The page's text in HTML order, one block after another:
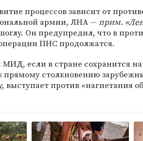
процессов зависит от
армии, ЛНА — прим.
Он предупредил, что в
ПНС продолжатся.
если в стране сохранится
прямому столкновению
выступает против «нагнетания